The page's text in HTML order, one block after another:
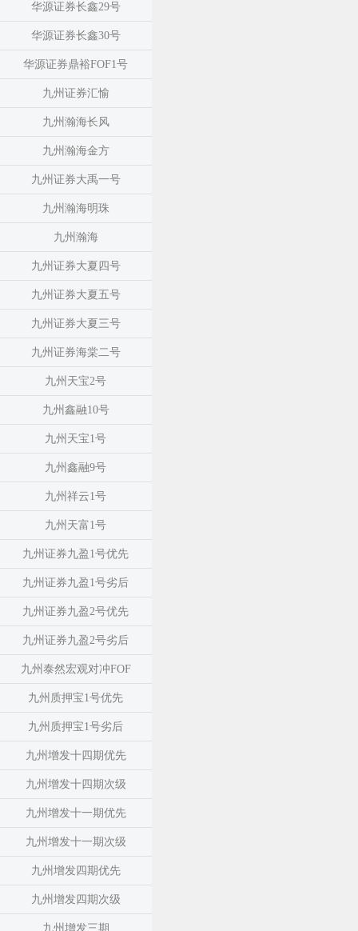
华源证券长鑫29号
华源证券长鑫30号
华源证券鼎裕FOF1号
九州证券汇愉
九州瀚海长风
九州瀚海金方
九州证券大禹一号
九州瀚海明珠
九州瀚海
九州证券大夏四号
九州证券大夏五号
九州证券大夏三号
九州证券海棠二号
九州天宝2号
九州鑫融10号
九州天宝1号
九州鑫融9号
九州祥云1号
九州天富1号
九州证券九盈1号优先
九州证券九盈1号劣后
九州证券九盈2号优先
九州证券九盈2号劣后
九州泰然宏观对冲FOF
九州质押宝1号优先
九州质押宝1号劣后
九州增发十四期优先
九州增发十四期次级
九州增发十一期优先
九州增发十一期次级
九州增发四期优先
九州增发四期次级
九州增发三期